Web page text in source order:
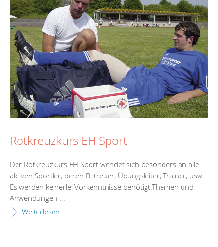
Rotkreuzkurs EH Sport
Der Rotkreuzkurs EH Sport wendet sich besonders an alle
aktiven Sportler, deren Betreuer, Übungsleiter, Trainer, usw.
Es werden keinerlei Vorkenntnisse benötigt.Themen und
Anwendungen ...
Weiterlesen